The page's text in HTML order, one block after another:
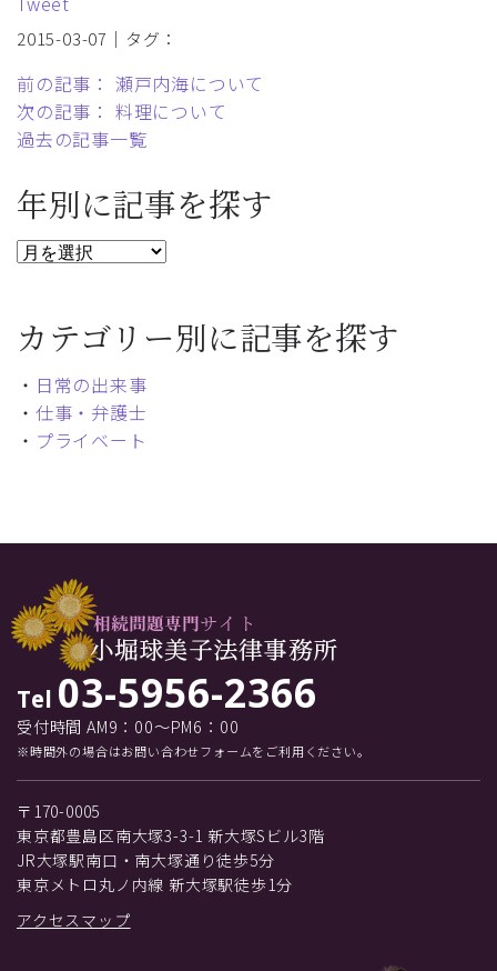
2015-03-07｜タグ：
前の記事： 瀬戸内海について
次の記事： 料理について
過去の記事一覧
年別に記事を探す
カテゴリー別に記事を探す
・ 日常の出来事
・ 仕事・弁護士
・ プライベート
Tel 03-5956-2366
受付時間 AM9：00～PM6：00
※時間外の場合はお問い合わせフォームをご利用ください。
〒170-0005
東京都豊島区南大塚3-3-1 新大塚Sビル3階
JR大塚駅南口・南大塚通り徒歩5分
東京メトロ丸ノ内線 新大塚駅徒歩1分
アクセスマップ